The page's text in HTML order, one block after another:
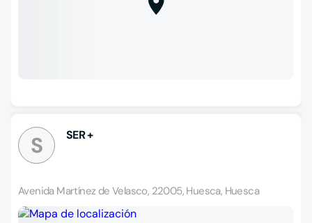
S SER +
Avenida Martínez de Velasco, 22005, Huesca, Huesca